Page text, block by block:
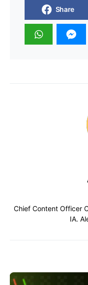
Share
Chief Content Officer
IA.